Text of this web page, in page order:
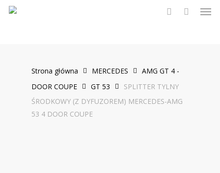
Skip
Strona główna MERCEDES
AMG GT 4 -
DOOR COUPE
GT 53
SPLITTER TYLNY
ŚRODKOWY (Z DYFUZOREM) MERCEDES-AMG
53 4 DOOR COUPE